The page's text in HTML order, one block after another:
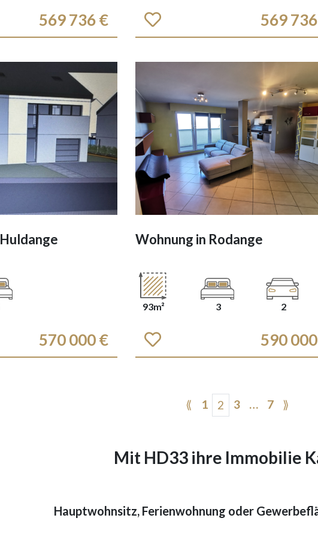
569 736 € 569
Huldange
570 000 €
Wohnung in Rodange
93m² 3 2
590
⟪ 1 2 3 … 7 ⟫
Mit HD33 ihre Immobilie
Hauptwohnsitz, Ferienwohnung oder